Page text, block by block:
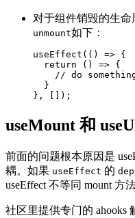
对于组件销毁的生命
unmount如下：
useEffect(() => {
  return () => {
// do
  }
useMount 和
前面的问题根本原因是
耦。如果 useEffect 的
useEffect 不等同 mount 方
社区里提供专门的 ahooks